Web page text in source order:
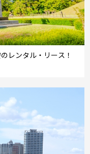
レンタル・リース！